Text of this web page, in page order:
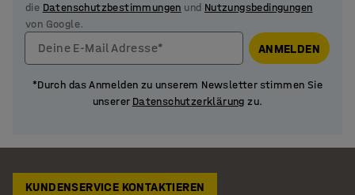
die Datenschutzbestimmungen und Nutzungsbedingungen
von Google.
Deine E-Mail Adresse* ANMELDEN
*Durch das Anmelden zu unserem Newsletter stimmen Sie
unserer Datenschutzerklärung zu.
KUNDENSERVICE KONTAKTIEREN